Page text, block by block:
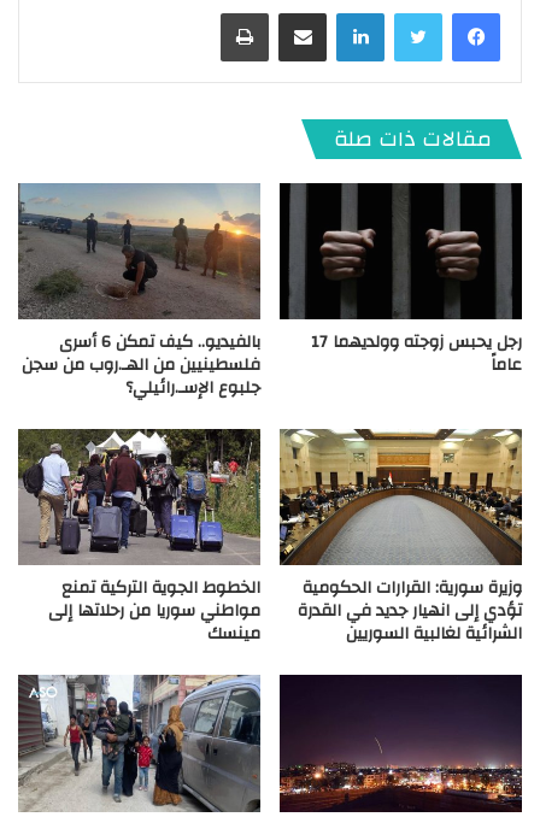
لينكدإن
مقالات ذات صلة
رجل يحبس زوجته وولديهما 17
عاماً
بالفيديو.. كيف تمكن 6 أسرى
فلسطينيين من الهـ.روب من سجن
جلبوع الإسـ.رائيلي؟
وزيرة سورية: القرارات الحكومية
تؤدي إلى انهيار جديد في القدرة
الشرائية لغالبية السوريين
الخطوط الجوية التركية تمنع
مواطني سوريا من رحلاتها إلى
مينسك